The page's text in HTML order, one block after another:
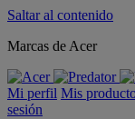
Saltar al contenido
Marcas de Acer
Mi perfil Mis
sesión